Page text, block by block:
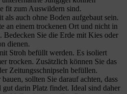
fit zum Auswildern sind.
als auch ohne Boden aufgebaut sein.
an einem trockenen Ort und nicht in
Bedecken Sie die Erde mit Kies oder
dienen.
Stroh befüllt werden. Es isoliert
trocken. Zusätzlich können Sie das
Zeitungsschnipseln befüllen.
sollten Sie darauf achten, dass
darin Platz findet. Ideal sind daher